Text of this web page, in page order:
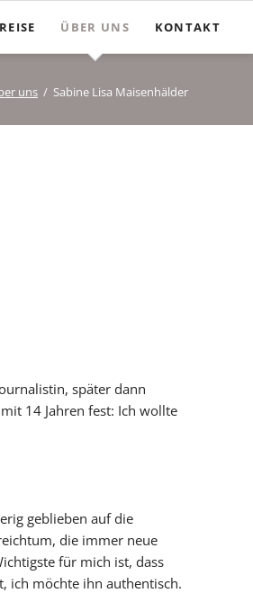
ÜBER UNS KONTAKT
uns Sabine Lisa Maisenhälder
später dann
14 Jahren fest: Ich wollte
geblieben auf die
die immer neue
für mich ist, dass
ich möchte ihn authentisch.